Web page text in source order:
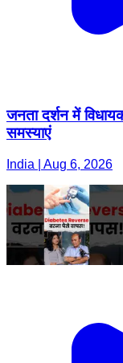
जनता दर्शन में
समस्याएं
India | Aug 6, 2026